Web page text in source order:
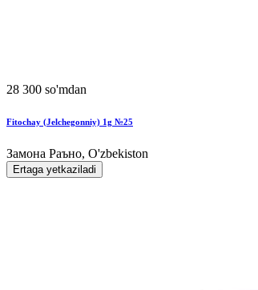
28 300 so'mdan
Fitochay (Jelchegonniy) 1g №25
Замона Раъно, O'zbekiston
Ertaga yetkaziladi